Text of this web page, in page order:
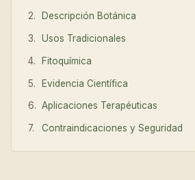
Descripción Botánica
Usos Tradicionales
Fitoquímica
Evidencia Científica
Aplicaciones Terapéuticas
Contraindicaciones y Seguridad